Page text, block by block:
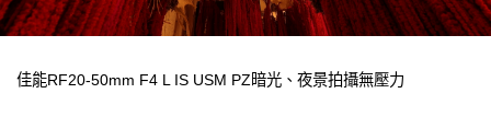
佳能RF20-50mm F4 L IS USM PZ暗光、夜景拍攝無壓力